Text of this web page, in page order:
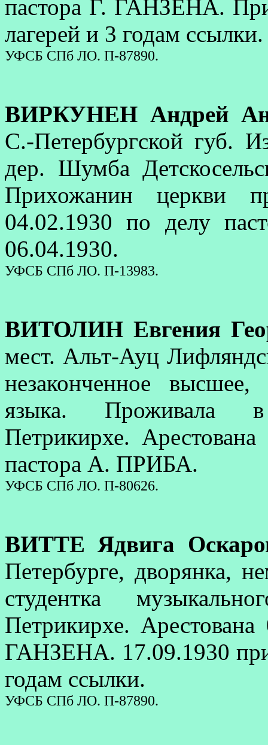
пастора Г. ГАНЗЕНА.
лагерей и 3 годам ссылки.
УФСБ СПб ЛО. П-87890.
ВИРКУНЕН Андрей
С.-Петербургской губ.
дер. Шумба
Прихожанин церкви
04.02.1930 по делу
06.04.1930.
УФСБ СПб ЛО. П-13983.
ВИТОЛИН Евгения
мест. Альт-Ауц
незаконченное высшее,
языка. Проживала в
Петрикирхе.
пастора А. ПРИБА.
УФСБ СПб ЛО. П-80626.
ВИТТЕ Ядвига
Петербурге, дворянка,
студентка
Петрикирхе.
ГАНЗЕНА. 17.09.1930
годам ссылки.
УФСБ СПб ЛО. П-87890.